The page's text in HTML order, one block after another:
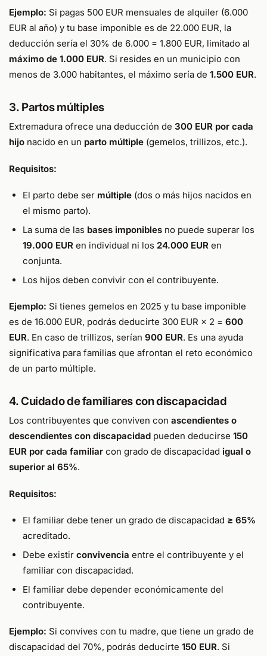
Ejemplo: Si pagas 500 EUR mensuales de alquiler (6.000
EUR al año) y tu base imponible es de 22.000 EUR, la
deducción sería el 30% de 6.000 = 1.800 EUR, limitado al
máximo de 1.000 EUR. Si resides en un municipio con
menos de 3.000 habitantes, el máximo sería de 1.500 EUR.
3. Partos múltiples
Extremadura ofrece una deducción de 300 EUR por cada
hijo nacido en un parto múltiple (gemelos, trillizos, etc.).
Requisitos:
El parto debe ser múltiple(dos o más hijos nacidos en
el mismo parto).
La suma de las bases imponiblesno puede superar los
19.000 EURen individual ni los 24.000 EURen
conjunta.
Los hijos deben convivir con el contribuyente.
Ejemplo: Si tienes gemelos en 2025 y tu base imponible
es de 16.000 EUR, podrás deducirte 300 EUR × 2 = 600
EUR. En caso de trillizos, serían 900 EUR. Es una ayuda
significativa para familias que afrontan el reto económico
de un parto múltiple.
4. Cuidado de familiares con discapacidad
Los contribuyentes que conviven con ascendientes o
descendientes con discapacidad pueden deducirse 150
EUR por cada familiar con grado de discapacidad igual o
superior al 65%.
Requisitos:
El familiar debe tener un grado de discapacidad ≥ 65%
acreditado.
Debe existir convivencia entre el contribuyente y el
familiar con discapacidad.
El familiar debe depender económicamente del
contribuyente.
Ejemplo: Si convives con tu madre, que tiene un grado de
discapacidad del 70%, podrás deducirte 150 EUR. Si